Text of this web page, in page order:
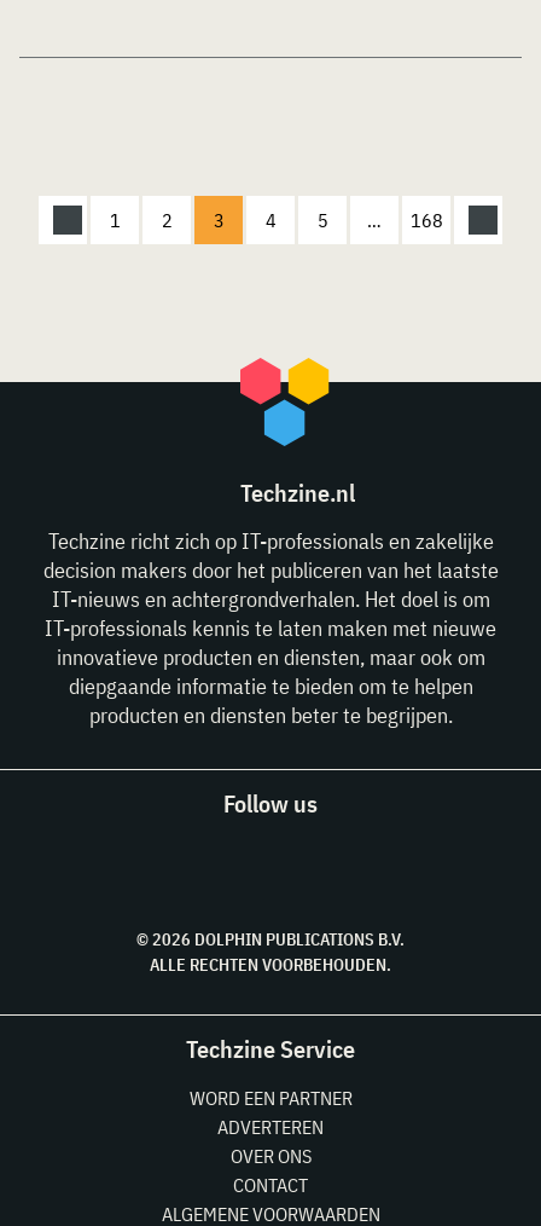
1 2 3 4 5 … 168
Techzine.nl
Techzine richt zich op IT-professionals en zakelijke
decision makers door het publiceren van het laatste
IT-nieuws en achtergrondverhalen. Het doel is om
IT-professionals kennis te laten maken met nieuwe
innovatieve producten en diensten, maar ook om
diepgaande informatie te bieden om te helpen
producten en diensten beter te begrijpen.
Follow us
© 2026 DOLPHIN PUBLICATIONS B.V.
ALLE RECHTEN VOORBEHOUDEN.
Techzine Service
WORD EEN PARTNER
ADVERTEREN
OVER ONS
CONTACT
ALGEMENE VOORWAARDEN